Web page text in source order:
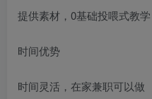
提供素材，0基础投喂式教
时间优势
时间灵活，在家兼职可以做